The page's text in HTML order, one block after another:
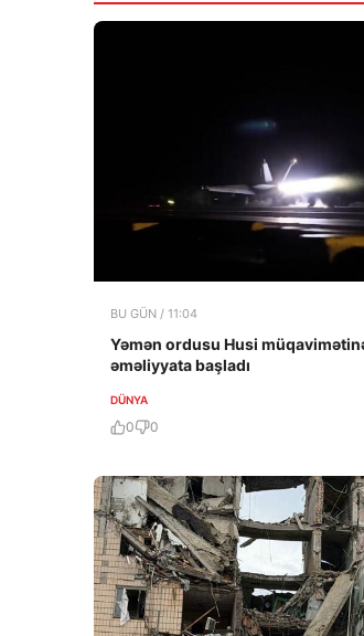
BU GÜN / 11:04
Yəmən ordusu Husi
əməliyyata başladı
DÜNYA
0 0